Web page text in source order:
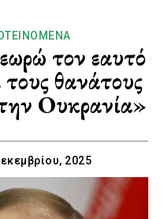
τον εαυτό
θανάτους
Ουκρανία»
2025